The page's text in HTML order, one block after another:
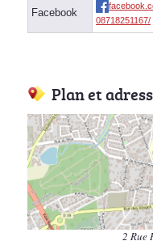
Facebook
08718251167/
Plan et
2 Rue